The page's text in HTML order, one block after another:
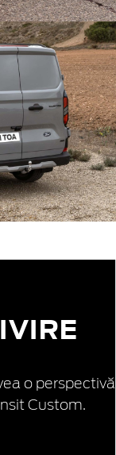
o perspectivă
Custom.